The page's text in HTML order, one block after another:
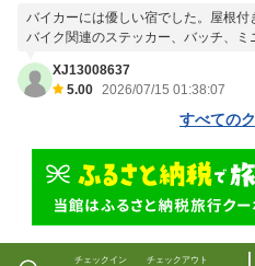
バイカーには優しい宿でした。屋根
バイク関連のステッカー、バッチ、ミ
XJ13008637
5.00 2026/07/15 01:38:07
すべての
チェックイン チェックアウト